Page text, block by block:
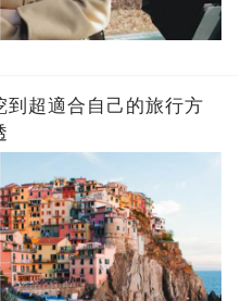
到超適合自己的旅行方